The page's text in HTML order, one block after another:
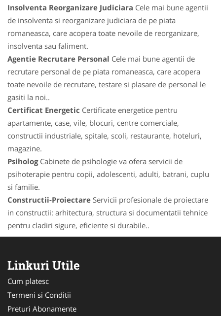
Insolventa Reorganizare Judiciara Cele mai bune agentii
de insolventa si reorganizare judiciara de pe piata
romaneasca, care acopera toate nevoile de reorganizare,
insolventa sau faliment.
Agentie Recrutare Personal Cele mai bune agentii de
recrutare personal de pe piata romaneasca, care acopera
toate nevoile de recrutare, testare si plasare de personal le
gasiti la noi..
Certificat Energetic Certificate energetice pentru
apartamente, case, vile, blocuri, centre comerciale,
constructii industriale, spitale, scoli, restaurante, hoteluri,
magazine.
PsihologCabinete de psihologie va ofera servicii de
psihoterapie pentru copii, adolescenti, adulti, batrani, cuplu
si familie.
Constructii-Proiectare Servicii profesionale de proiectare
in constructii: arhitectura, structura si documentatii tehnice
pentru cladiri sigure, eficiente si durabile..
Linkuri Utile
Cum platesc
Termeni si Conditii
Preturi Abonamente